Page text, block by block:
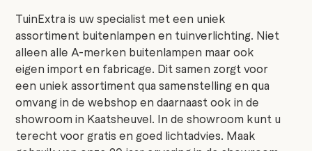
TuinExtra is uw specialist met een uniek
assortiment buitenlampen en tuinverlichting. Niet
alleen alle A-merken buitenlampen maar ook
eigen import en fabricage. Dit samen zorgt voor
een uniek assortiment qua samenstelling en qua
omvang in de webshop en daarnaast ook in de
showroom in Kaatsheuvel. In de showroom kunt u
terecht voor gratis en goed lichtadvies. Maak